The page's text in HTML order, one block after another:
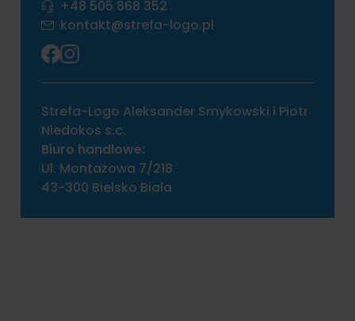
+48 505 868 352
kontakt@strefa-logo.pl
Strefa-Logo Aleksander Smykowski i Piotr
Niedokos s.c.
Biuro handlowe:
Ul. Montażowa 7/218
43-300 Bielsko Biała